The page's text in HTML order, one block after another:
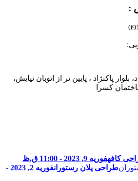
پاکنژاد ، پایین تر از اتوبان نیایش،
کسرا
کافهفوریه 9, 2023 - 11:00 ق.ظ
طراحی پلان رستوران
فوریه 2, 2023 -